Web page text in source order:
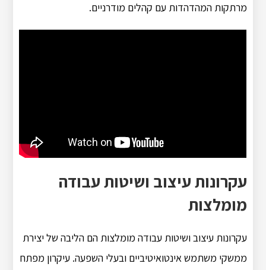
מרתקות המהדהדות עם קהלים מודרניים.
עקרונות עיצוב ושיטות עבודה
מומלצות
עקרונות עיצוב ושיטות עבודה מומלצות הם הליבה של יצירת
ממשקי משתמש אינטואיטיביים ובעלי השפעה. עיקרון מפתח